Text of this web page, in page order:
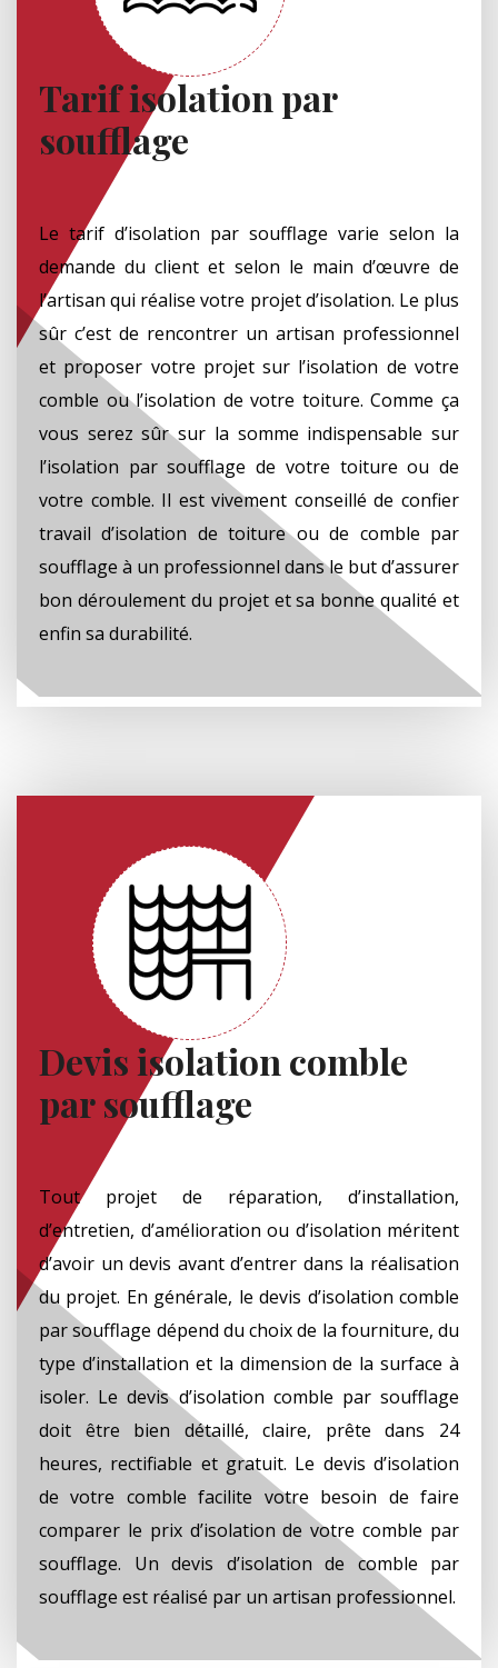
Tarif isolation par
soufflage
Le tarif d’isolation par soufflage varie selon la
demande du client et selon le main d’œuvre de
l’artisan qui réalise votre projet d’isolation. Le plus
sûr c’est de rencontrer un artisan professionnel
et proposer votre projet sur l’isolation de votre
comble ou l’isolation de votre toiture. Comme ça
vous serez sûr sur la somme indispensable sur
l’isolation par soufflage de votre toiture ou de
votre comble. Il est vivement conseillé de confier
travail d’isolation de toiture ou de comble par
soufflage à un professionnel dans le but d’assurer
bon déroulement du projet et sa bonne qualité et
enfin sa durabilité.
Devis isolation comble
par soufflage
Tout projet de réparation, d’installation,
d’entretien, d’amélioration ou d’isolation méritent
d’avoir un devis avant d’entrer dans la réalisation
du projet. En générale, le devis d’isolation comble
par soufflage dépend du choix de la fourniture, du
type d’installation et la dimension de la surface à
isoler. Le devis d’isolation comble par soufflage
doit être bien détaillé, claire, prête dans 24
heures, rectifiable et gratuit. Le devis d’isolation
de votre comble facilite votre besoin de faire
comparer le prix d’isolation de votre comble par
soufflage. Un devis d’isolation de comble par
soufflage est réalisé par un artisan professionnel.